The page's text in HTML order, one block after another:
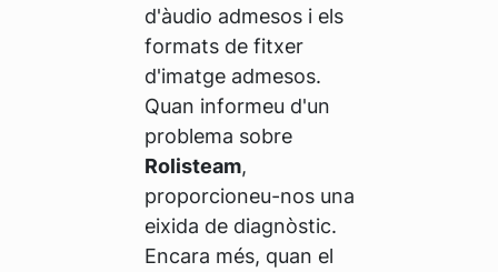
d'àudio admesos i els
formats de fitxer
d'imatge admesos.
Quan informeu d'un
problema sobre
Rolisteam,
proporcioneu-nos una
eixida de diagnòstic.
Encara més, quan el